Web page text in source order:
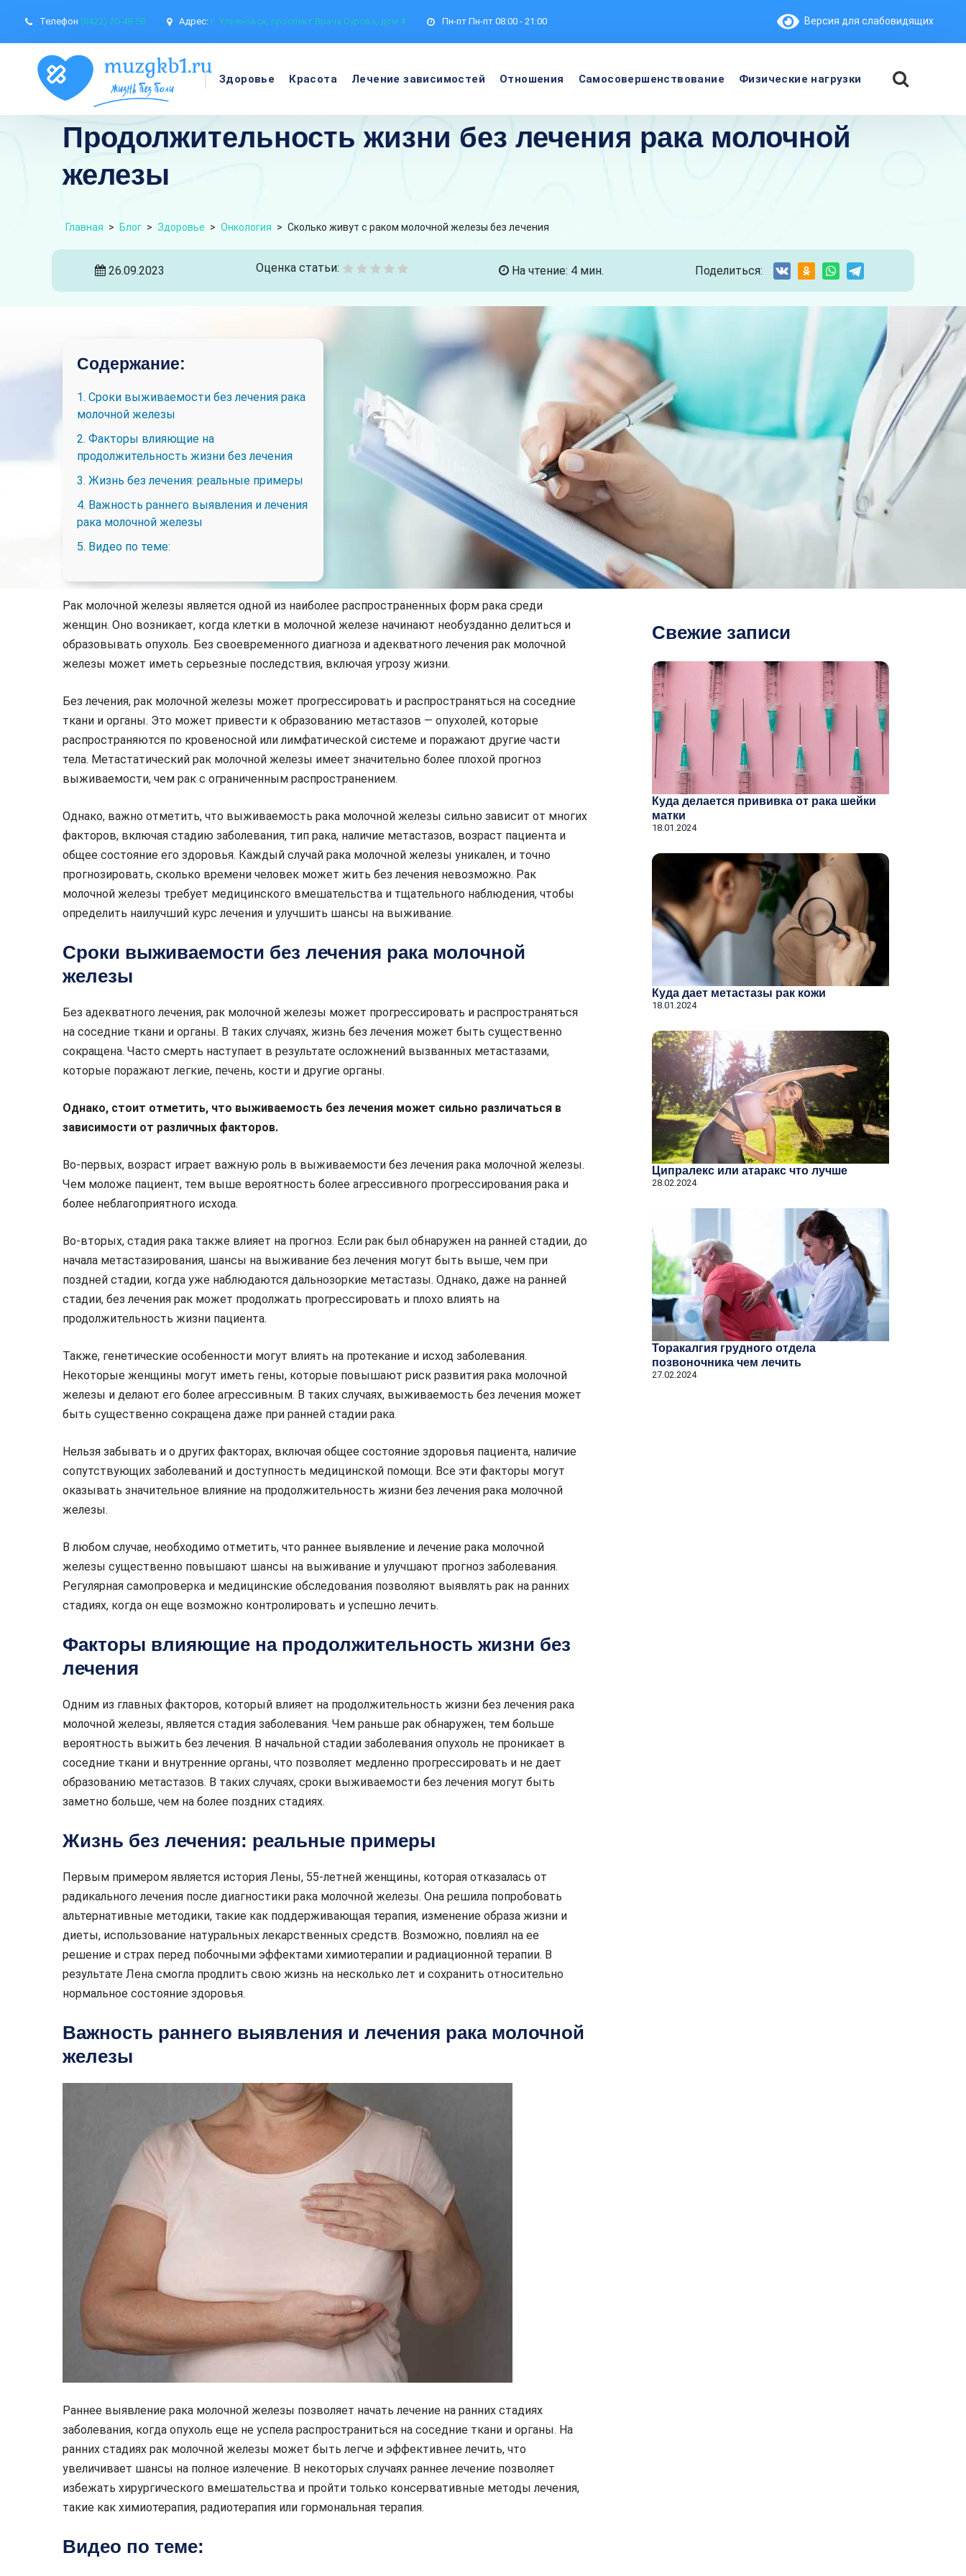
Телефон (8422) 20-48-58 Адрес: г. Ульяновск, проспект Врача Сурова, дом 4 Пн-пт Пн-пт 08:00 - 21:00 Версия для слабовидящих
Здоровье Красота Лечение зависимостей Отношения Самосовершенствование Физические нагрузки
Продолжительность жизни без лечения рака молочной
железы
Главная > Блог > Здоровье > Онкология > Сколько живут с раком молочной железы без лечения
26.09.2023 Оценка статьи: На чтение: 4 мин. Поделиться:
Содержание:
1. Сроки выживаемости без лечения рака
молочной железы
2. Факторы влияющие на
продолжительность жизни без лечения
3. Жизнь без лечения: реальные примеры
4. Важность раннего выявления и лечения
рака молочной железы
5. Видео по теме:
Рак молочной железы является одной из наиболее распространенных форм рака среди
женщин. Оно возникает, когда клетки в молочной железе начинают необузданно делиться и
образовывать опухоль. Без своевременного диагноза и адекватного лечения рак молочной
железы может иметь серьезные последствия, включая угрозу жизни.
Без лечения, рак молочной железы может прогрессировать и распространяться на соседние
ткани и органы. Это может привести к образованию метастазов — опухолей, которые
распространяются по кровеносной или лимфатической системе и поражают другие части
тела. Метастатический рак молочной железы имеет значительно более плохой прогноз
выживаемости, чем рак с ограниченным распространением.
Однако, важно отметить, что выживаемость рака молочной железы сильно зависит от многих
факторов, включая стадию заболевания, тип рака, наличие метастазов, возраст пациента и
общее состояние его здоровья. Каждый случай рака молочной железы уникален, и точно
прогнозировать, сколько времени человек может жить без лечения невозможно. Рак
молочной железы требует медицинского вмешательства и тщательного наблюдения, чтобы
определить наилучший курс лечения и улучшить шансы на выживание.
Сроки выживаемости без лечения рака молочной
железы
Без адекватного лечения, рак молочной железы может прогрессировать и распространяться
на соседние ткани и органы. В таких случаях, жизнь без лечения может быть существенно
сокращена. Часто смерть наступает в результате осложнений вызванных метастазами,
которые поражают легкие, печень, кости и другие органы.
Однако, стоит отметить, что выживаемость без лечения может сильно различаться в
зависимости от различных факторов.
Во-первых, возраст играет важную роль в выживаемости без лечения рака молочной железы.
Чем моложе пациент, тем выше вероятность более агрессивного прогрессирования рака и
более неблагоприятного исхода.
Во-вторых, стадия рака также влияет на прогноз. Если рак был обнаружен на ранней стадии, до
начала метастазирования, шансы на выживание без лечения могут быть выше, чем при
поздней стадии, когда уже наблюдаются дальнозоркие метастазы. Однако, даже на ранней
стадии, без лечения рак может продолжать прогрессировать и плохо влиять на
продолжительность жизни пациента.
Также, генетические особенности могут влиять на протекание и исход заболевания.
Некоторые женщины могут иметь гены, которые повышают риск развития рака молочной
железы и делают его более агрессивным. В таких случаях, выживаемость без лечения может
быть существенно сокращена даже при ранней стадии рака.
Нельзя забывать и о других факторах, включая общее состояние здоровья пациента, наличие
сопутствующих заболеваний и доступность медицинской помощи. Все эти факторы могут
оказывать значительное влияние на продолжительность жизни без лечения рака молочной
железы.
В любом случае, необходимо отметить, что раннее выявление и лечение рака молочной
железы существенно повышают шансы на выживание и улучшают прогноз заболевания.
Регулярная самопроверка и медицинские обследования позволяют выявлять рак на ранних
стадиях, когда он еще возможно контролировать и успешно лечить.
Факторы влияющие на продолжительность жизни без
лечения
Одним из главных факторов, который влияет на продолжительность жизни без лечения рака
молочной железы, является стадия заболевания. Чем раньше рак обнаружен, тем больше
вероятность выжить без лечения. В начальной стадии заболевания опухоль не проникает в
соседние ткани и внутренние органы, что позволяет медленно прогрессировать и не дает
образованию метастазов. В таких случаях, сроки выживаемости без лечения могут быть
заметно больше, чем на более поздних стадиях.
Жизнь без лечения: реальные примеры
Первым примером является история Лены, 55-летней женщины, которая отказалась от
радикального лечения после диагностики рака молочной железы. Она решила попробовать
альтернативные методики, такие как поддерживающая терапия, изменение образа жизни и
диеты, использование натуральных лекарственных средств. Возможно, повлиял на ее
решение и страх перед побочными эффектами химиотерапии и радиационной терапии. В
результате Лена смогла продлить свою жизнь на несколько лет и сохранить относительно
нормальное состояние здоровья.
Важность раннего выявления и лечения рака молочной
железы
Раннее выявление рака молочной железы позволяет начать лечение на ранних стадиях
заболевания, когда опухоль еще не успела распространиться на соседние ткани и органы. На
ранних стадиях рак молочной железы может быть легче и эффективнее лечить, что
увеличивает шансы на полное излечение. В некоторых случаях раннее лечение позволяет
избежать хирургического вмешательства и пройти только консервативные методы лечения,
такие как химиотерапия, радиотерапия или гормональная терапия.
Видео по теме:
Свежие записи
Куда делается прививка от рака шейки
матки
18.01.2024
Куда дает метастазы рак кожи
18.01.2024
Ципралекс или атаракс что лучше
28.02.2024
Торакалгия грудного отдела
позвоночника чем лечить
27.02.2024